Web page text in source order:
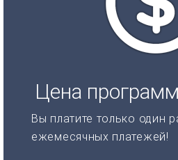
Цена
Вы платите только один
ежемесячных платежей!